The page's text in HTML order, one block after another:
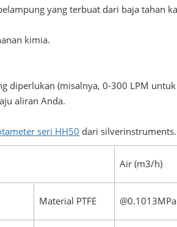
yang terbuat dari baja tahan
kimia.
diperlukan (misalnya, 0-300 LPM
aliran Anda.
seri HH50 dari
Air (m3/h)
Material PTFE